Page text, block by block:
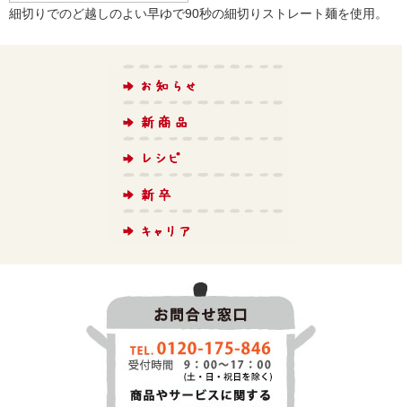
細切りでのど越しのよい早ゆで90秒の細切りストレート麺を使用。